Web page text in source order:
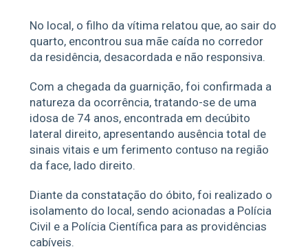
No local, o filho da vítima relatou que, ao sair do
quarto, encontrou sua mãe caída no corredor
da residência, desacordada e não responsiva.
Com a chegada da guarnição, foi confirmada a
natureza da ocorrência, tratando-se de uma
idosa de 74 anos, encontrada em decúbito
lateral direito, apresentando ausência total de
sinais vitais e um ferimento contuso na região
da face, lado direito.
Diante da constatação do óbito, foi realizado o
isolamento do local, sendo acionadas a Polícia
Civil e a Polícia Científica para as providências
cabíveis.